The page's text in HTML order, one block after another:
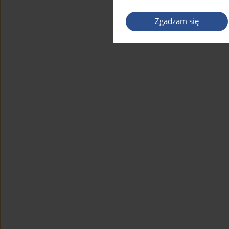
Zgadzam się